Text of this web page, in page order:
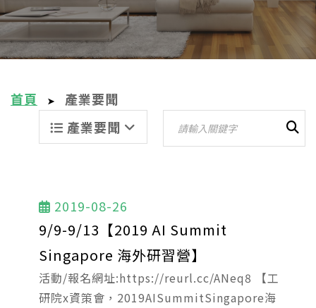
首頁 ➤
產業要聞
產業要聞
2019-08-26
9/9-9/13【2019 AI Summit
Singapore 海外研習營】
活動/報名網址:https://reurl.cc/ANeq8 【工
研院x資策會，2019AISummitSingapore海